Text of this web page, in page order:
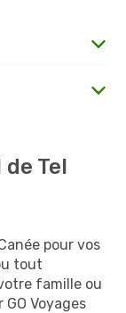
Tel
pour vos
tout
famille ou
Voyages